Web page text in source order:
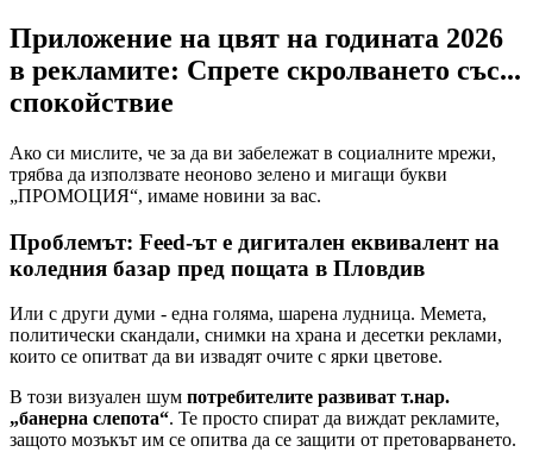
Приложение на цвят на годината 2026
в рекламите: Спрете скролването със...
спокойствие
Ако си мислите, че за да ви забележат в социалните мрежи,
трябва да използвате неоново зелено и мигащи букви
„ПРОМОЦИЯ“, имаме новини за вас.
Проблемът: Feed-ът е дигитален еквивалент на
коледния базар пред пощата в Пловдив
Или с други думи - една голяма, шарена лудница. Мемета,
политически скандали, снимки на храна и десетки реклами,
които се опитват да ви извадят очите с ярки цветове.
В този визуален шум потребителите развиват т.нар.
„банерна слепота“. Те просто спират да виждат рекламите,
защото мозъкът им се опитва да се защити от претоварването.